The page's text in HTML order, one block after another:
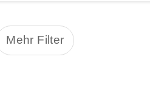
Mehr Filter